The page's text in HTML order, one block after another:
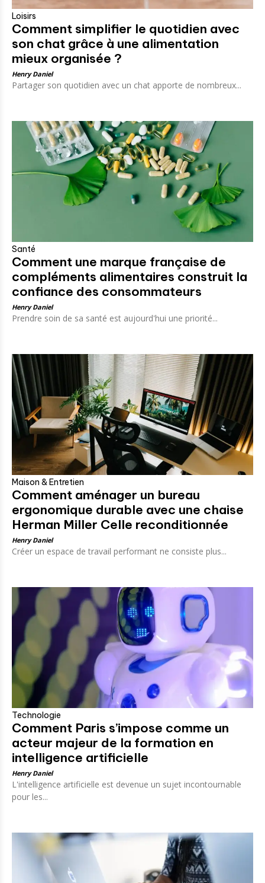
Loisirs
Comment simplifier le quotidien avec
son chat grâce à une alimentation
mieux organisée ?
Henry Daniel
Partager son quotidien avec un chat apporte de nombreux...
Santé
Comment une marque française de
compléments alimentaires construit la
confiance des consommateurs
Henry Daniel
Prendre soin de sa santé est aujourd'hui une priorité...
Maison & Entretien
Comment aménager un bureau
ergonomique durable avec une chaise
Herman Miller Celle reconditionnée
Henry Daniel
Créer un espace de travail performant ne consiste plus...
Technologie
Comment Paris s’impose comme un
acteur majeur de la formation en
intelligence artificielle
Henry Daniel
L'intelligence artificielle est devenue un sujet incontournable
pour les...